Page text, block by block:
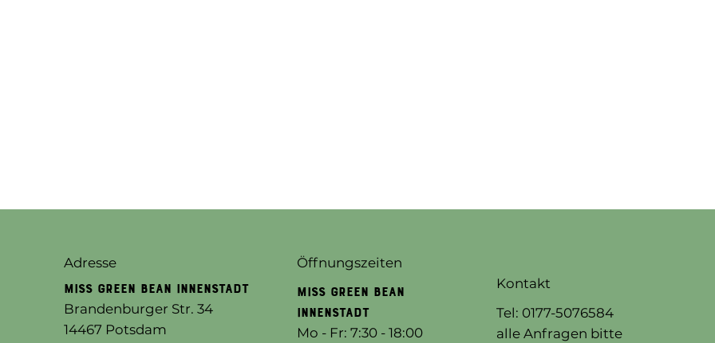
Adresse
MISS GREEN BEAN INNENSTADT
Brandenburger Str. 34
14467 Potsdam
Öffnungszeiten
MISS GREEN BEAN
INNENSTADT
Mo - Fr: 7:30 - 18:00
Kontakt
Tel: 0177-5076584
alle Anfragen bitte